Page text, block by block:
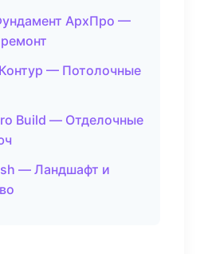
АрхПро —
— Потолочные
Build — Отделочные
— Ландшафт и